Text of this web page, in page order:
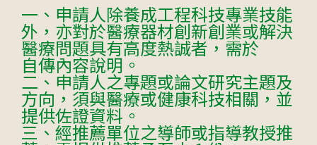
一、申請人除養成工程科技專業技能
外，亦對於醫療器材創新創業或解決
醫療問題具有高度熱誠者，需於
自傳內容說明。
二、申請人之專題或論文研究主題及
方向，須與醫療或健康科技相關，並
提供佐證資料。
三、經推薦單位之導師或指導教授推